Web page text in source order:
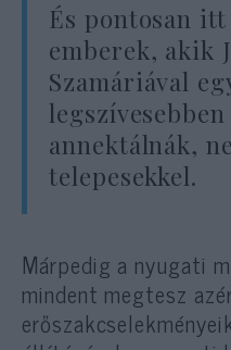
És pontosan
emberek, akik
Szamáriával
annektálnák,
telepesekkel.
Márpedig a nyugati
mindent megtesz